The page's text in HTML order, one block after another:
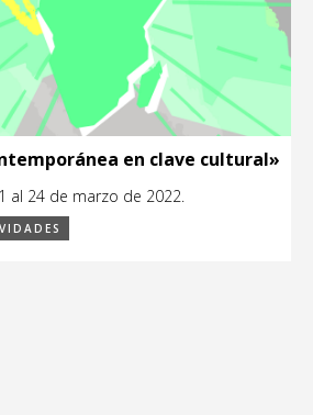
en clave cultural»
al 24 de marzo de 2022.